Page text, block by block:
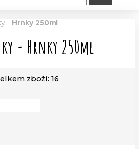
- Hrnky 250ml
- Hrnky 250ml
zboží: 16